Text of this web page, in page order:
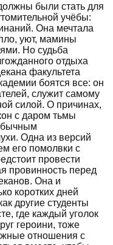
были стать для
учёбы:
Она мечтала
уют, мамины
Но судьба
отдыха
факультета
боятся все: он
служит самому
силой. О причинах,
с даром тьмы
Одна из версий
его помолвки с
провести
провинность перед
Она и
коротких дней
другие студенты
где каждый уголок
героини, тоже
отношения с